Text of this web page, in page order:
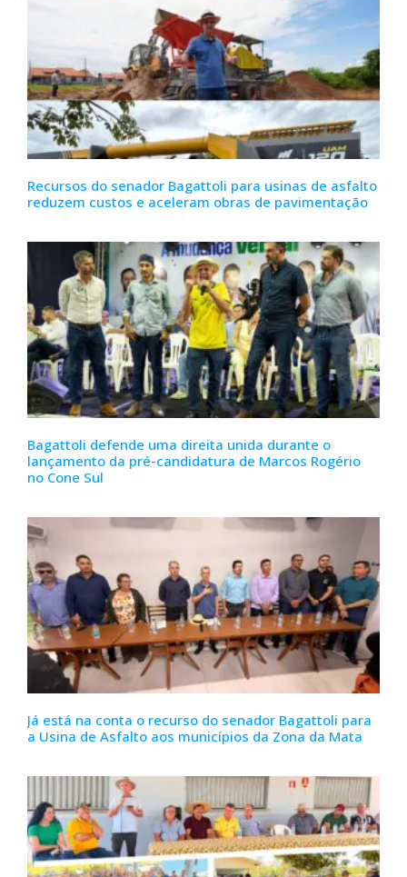
Recursos do senador Bagattoli para usinas de asfalto
reduzem custos e aceleram obras de pavimentação
Bagattoli defende uma direita unida durante o
lançamento da pré-candidatura de Marcos Rogério
no Cone Sul
Já está na conta o recurso do senador Bagattoli para
a Usina de Asfalto aos municípios da Zona da Mata